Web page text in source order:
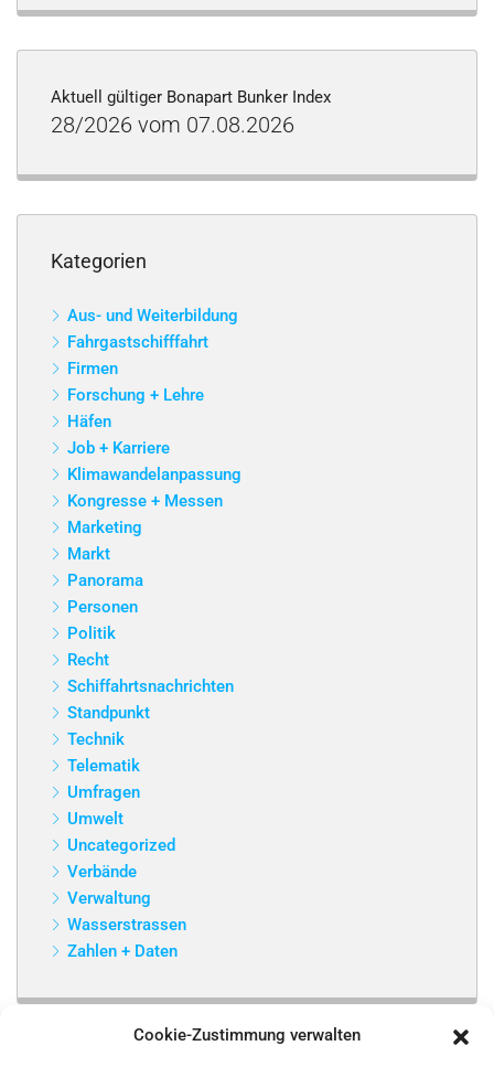
Cookie-Zustimmung verwalten
Aktuell gültiger Bonapart Bunker Index
28/2026 vom 07.08.2026
Kategorien
Aus- und Weiterbildung
Fahrgastschifffahrt
Firmen
Forschung + Lehre
Häfen
Job + Karriere
Klimawandelanpassung
Kongresse + Messen
Marketing
Markt
Panorama
Personen
Politik
Recht
Schiffahrtsnachrichten
Standpunkt
Technik
Telematik
Umfragen
Umwelt
Uncategorized
Verbände
Verwaltung
Wasserstrassen
Zahlen + Daten